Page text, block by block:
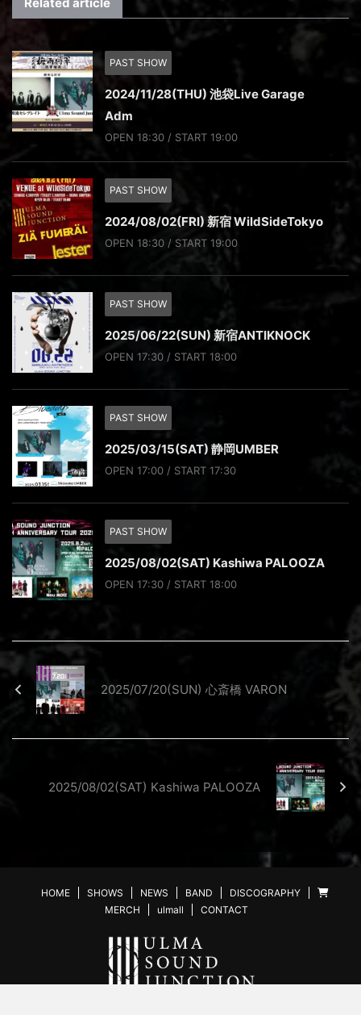
PAST SHOW
2024/11/28(THU) 池袋Live Garage
Adm
OPEN 18:30 / START 19:00
PAST SHOW
2024/08/02(FRI) 新宿 WildSideTokyo
OPEN 18:30 / START 19:00
PAST SHOW
2025/06/22(SUN) 新宿ANTIKNOCK
OPEN 17:30 / START 18:00
PAST SHOW
2025/03/15(SAT) 静岡UMBER
OPEN 17:00 / START 17:30
PAST SHOW
2025/08/02(SAT) Kashiwa PALOOZA
OPEN 17:30 / START 18:00
2025/07/20(SUN) 心斎橋 VARON
2025/08/02(SAT) Kashiwa PALOOZA
HOME SHOWS NEWS BAND
DISCOGRAPHY
MERCH
ulmall CONTACT